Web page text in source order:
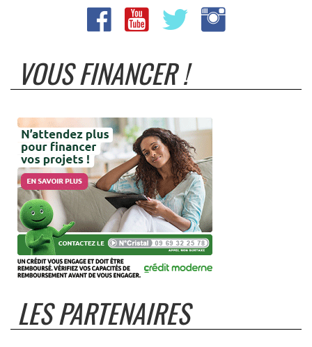
VOUS FINANCER !
LES PARTENAIRES